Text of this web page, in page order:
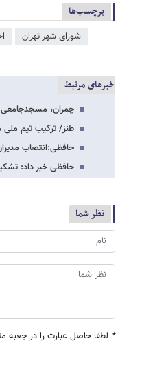
برچسب‌ها
شورای شهر تهران
خبرهای مرتبط
چمران، مسجدجامعی
طنز/ ترکیب تیم ملی
حافظی:انتصاب
حافظی خبر داد:
نظر شما
* لطفا حاصل عبارت را در جعبه